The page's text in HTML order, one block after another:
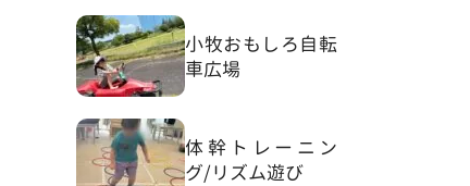
小牧おもしろ自転
車広場
体幹トレーニン
グ/リズム遊び